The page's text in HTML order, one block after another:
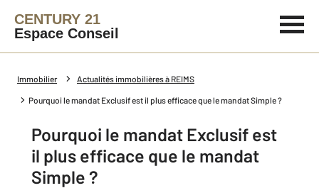
CENTURY 21
Espace Conseil
Immobilier Actualités immobilières à REIMS
Pourquoi le mandat Exclusif est il plus efficace que le mandat Simple ?
Pourquoi le mandat Exclusif est
il plus efficace que le mandat
Simple ?